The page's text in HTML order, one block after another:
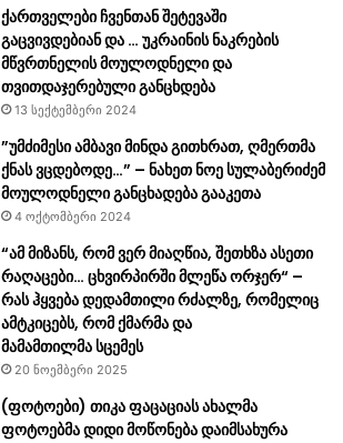
ქართველები ჩვენთან შეტევაში
გაცვივდებიან და … უკრაინის ნაკრების
მწვრთნელის მოულოდნელი და
თვითდაჯერებული განცხდება
13 სექტემბერი 2024
”უმძიმესი ამბავი მინდა გითხრათ, ღმერთმა
ქნას ვცდებოდე…” – ნახეთ ნოე სულაბერიძემ
მოულოდნელი განცხადება გააკეთა
4 ოქტომბერი 2024
“ამ მიზანს, რომ ვერ მიაღწია, შეთხზა ასეთი
რაღაცები… ცხვირპირში მლეწა ორჯერ“ –
რას ჰყვება დედამთილი რძალზე, რომელიც
ამტკიცებს, რომ ქმარმა და
მამამთილმა სცემეს
20 ნოემბერი 2025
(ფოტოები) თიკა ფაცაციას ახალმა
ფოტოებმა დიდი მოწონება დაიმსახურა